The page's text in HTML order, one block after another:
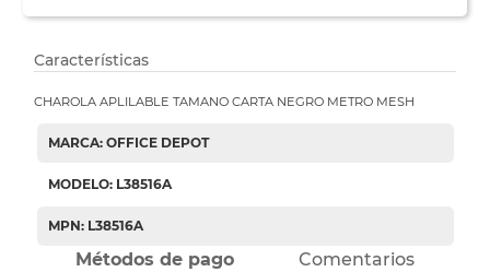
Características
CHAROLA APLILABLE TAMANO CARTA NEGRO METRO MESH
MARCA: OFFICE DEPOT
MODELO: L38516A
MPN: L38516A
Métodos de pago Comentarios